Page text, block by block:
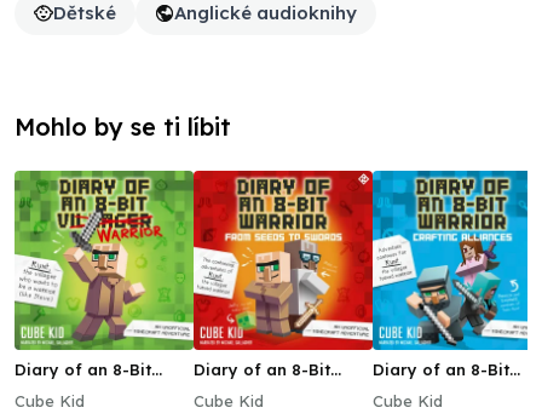
Dětské
Anglické audioknihy
Mohlo by se ti líbit
Diary of an 8-Bit
Cube Kid
Diary of an 8-Bit
to Swords
Cube Kid
Diary of an 8-Bit
Alliances
Cube Kid